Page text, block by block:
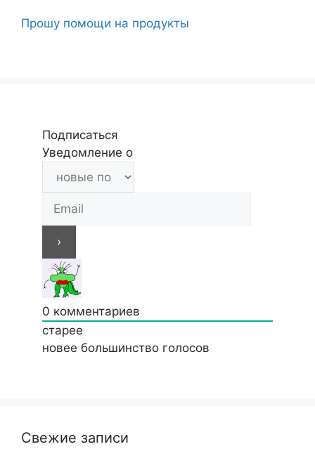
Прошу помощи на продукты
Подписаться
Уведомление о
0 комментариев
старее
новее большинство голосов
Свежие записи